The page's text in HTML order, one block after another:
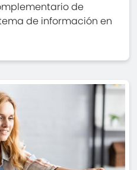
de
de información en